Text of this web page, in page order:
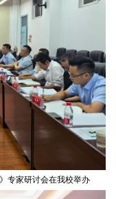
专家研讨会在我校举办